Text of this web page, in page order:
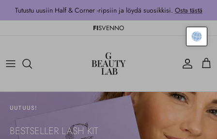
Siirry sisältöön
Tutustu uusiin Half & Corner -ripsiin ja löydä suosikkisi. Osta tästä
FISVENNO
UUTUUS!
BESTSELLER LASH KIT